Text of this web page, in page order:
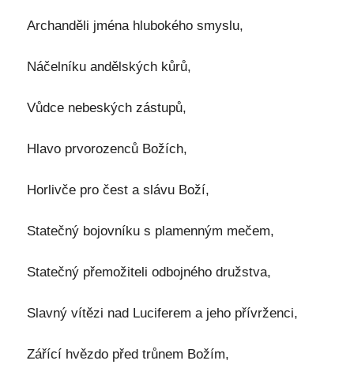
Archanděli jména hlubokého smyslu,
Náčelníku andělských kůrů,
Vůdce nebeských zástupů,
Hlavo prvorozenců Božích,
Horlivče pro čest a slávu Boží,
Statečný bojovníku s plamenným mečem,
Statečný přemožiteli odbojného družstva,
Slavný vítězi nad Luciferem a jeho přívrženci,
Zářící hvězdo před trůnem Božím,